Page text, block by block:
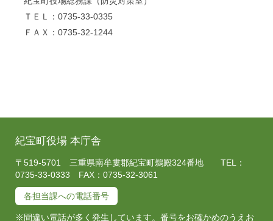
ＴＥＬ：0735-33-0335
ＦＡＸ：0735-32-1244
紀宝町役場 本庁舎
〒519-5701 三重県南牟婁郡紀宝町鵜殿324番地 TEL：
0735-33-0333 FAX：0735-32-3061
各担当課への電話番号
※間違い電話が多く発生しています。番号をお確かめのうえお